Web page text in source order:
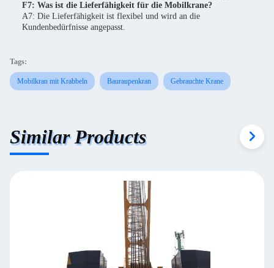
F7: Was ist die Lieferfähigkeit für die Mobilkrane?
A7: Die Lieferfähigkeit ist flexibel und wird an die
Kundenbedürfnisse angepasst.
Tags:
Mobilkran mit Krabbeln Bauraupenkran Gebrauchte Krane
Similar Products